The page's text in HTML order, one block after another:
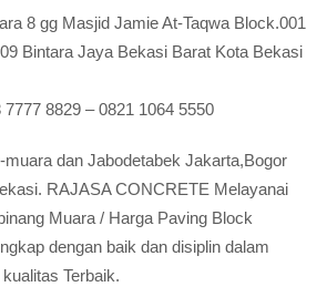
8 gg Masjid Jamie At-Taqwa Block.001
Bintara Jaya Bekasi Barat Kota Bekasi
7777 8829 – 0821 1064 5550
muara dan Jabodetabek Jakarta,Bogor
RAJASA CONCRETE Melayanai
Muara / Harga Paving Block
dengan baik dan disiplin dalam
Terbaik.